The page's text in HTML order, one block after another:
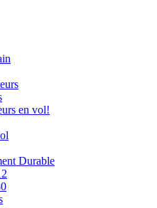
en vol!
Durable